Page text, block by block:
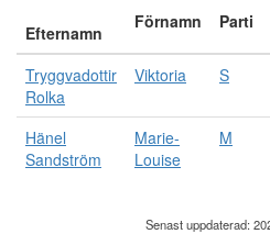
Efternamn
Förnamn Parti
Tryggvadottir
Rolka
Viktoria S
Hänel
Sandström
Marie-
Louise
M
Senast uppdaterad: